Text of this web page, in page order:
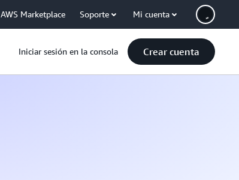
AWS Marketplace Soporte Mi cuenta
Iniciar sesión en la consola Crear cuenta